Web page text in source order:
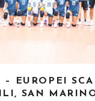
EUROPEI SCA
SAN